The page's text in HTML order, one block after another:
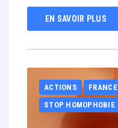
EN SAVOIR PLUS
ACTIONS FRANCE
STOP HOMOPHOBIE